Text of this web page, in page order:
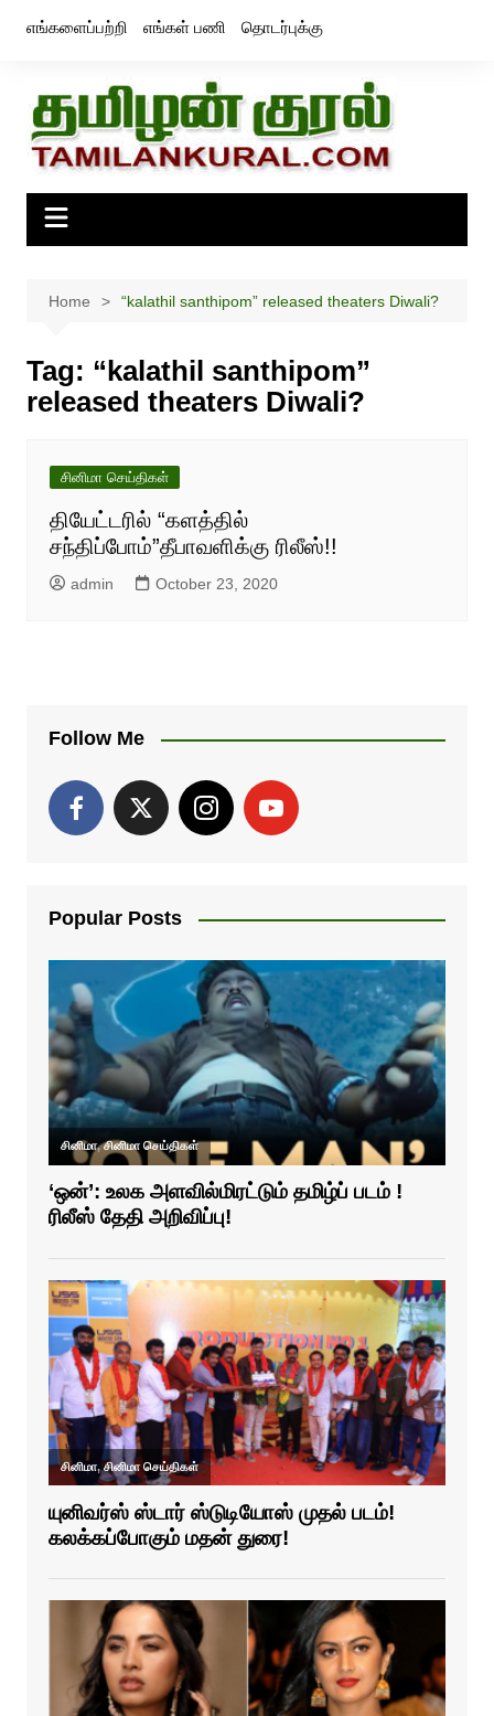
எங்களைப்பற்றி எங்கள் பணி தொடர்புக்கு
Home “kalathil santhipom” released theaters Diwali?
Tag: “kalathil santhipom”
released theaters Diwali?
சினிமா செய்திகள்
தியேட்டரில் “களத்தில்
சந்திப்போம்”தீபாவளிக்கு ரிலீஸ்!!
admin October 23, 2020
Follow Me
Popular Posts